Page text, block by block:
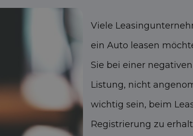
Viele
ein Auto leasen
Sie bei einer
Listung, nicht
wichtig sein, beim
Registrierung zu